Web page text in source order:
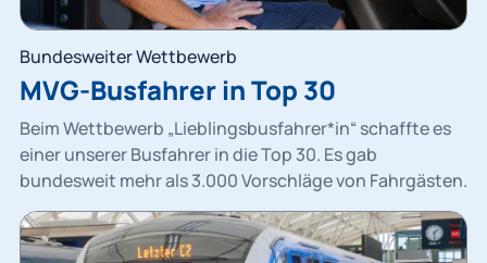
Bundesweiter Wettbewerb
MVG-Busfahrer in Top 30
Beim Wettbewerb „Lieblingsbusfahrer*in“ schaffte es
einer unserer Busfahrer in die Top 30. Es gab
bundesweit mehr als 3.000 Vorschläge von Fahrgästen.